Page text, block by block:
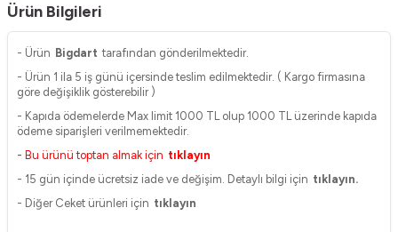
Ürün Bilgileri
- Ürün Bigdart tarafından gönderilmektedir.
- Ürün 1 ila 5 iş günü içersinde teslim edilmektedir. ( Kargo firmasına
göre değişiklik gösterebilir )
- Kapıda ödemelerde Max limit 1000 TL olup 1000 TL üzerinde kapıda
ödeme siparişleri verilmemektedir.
- Bu ürünü toptan almak için tıklayın
- 15 gün içinde ücretsiz iade ve değişim. Detaylı bilgi için tıklayın.
- Diğer Ceket ürünleri için tıklayın